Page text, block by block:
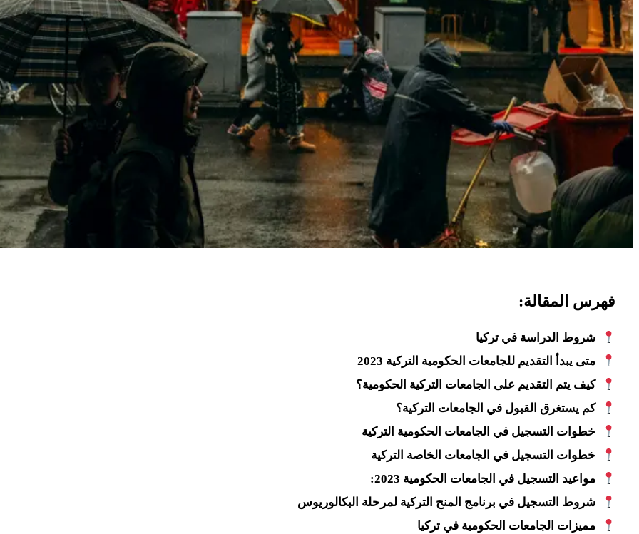
فهرس المقالة:
شروط الدراسة في تركيا
متى يبدأ التقديم للجامعات الحكومية التركية 2023
كيف يتم التقديم على الجامعات التركية الحكومية؟
كم يستغرق القبول في الجامعات التركية؟
خطوات التسجيل في الجامعات الحكومية التركية
خطوات التسجيل في الجامعات الخاصة التركية
مواعيد التسجيل في الجامعات الحكومية 2023:
شروط التسجيل في برنامج المنح التركية لمرحلة البكالوريوس
مميزات الجامعات الحكومية في تركيا